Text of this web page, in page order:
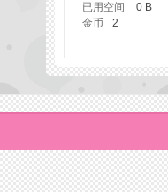
已用空间 0 B
金币
2